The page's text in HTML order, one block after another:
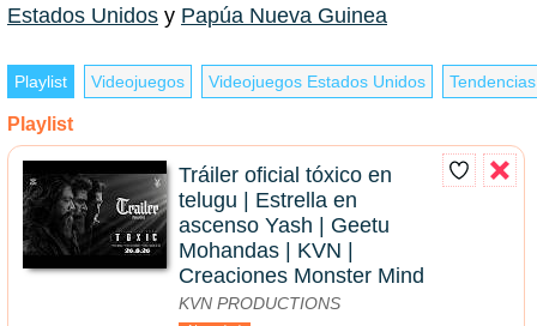
Estados Unidos y Papúa Nueva Guinea
Playlist Videojuegos Videojuegos Estados Unidos
Playlist
Tráiler oficial tóxico en
telugu | Estrella en
ascenso Yash | Geetu
Mohandas | KVN |
Creaciones Monster Mind
KVN PRODUCTIONS